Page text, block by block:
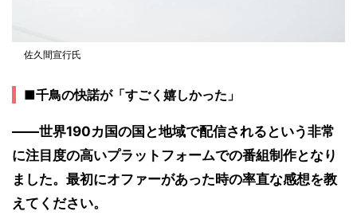
佐久間宣行氏
■千鳥の快諾が「すごく嬉しかった」
――世界190カ国の国と地域で配信されるという非常
に注目度の高いプラットフォームでの番組制作となり
ました。最初にオファーがあった時の率直な感想を教
えてください。